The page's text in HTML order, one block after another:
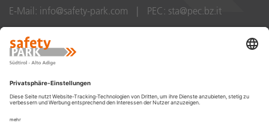
E-Mail: info@safety-park.com PEC: sta@pec.bz.it